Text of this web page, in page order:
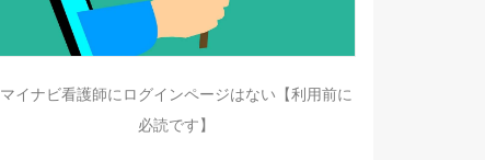
マイナビ看護師にログインページはない【利用前に
必読です】